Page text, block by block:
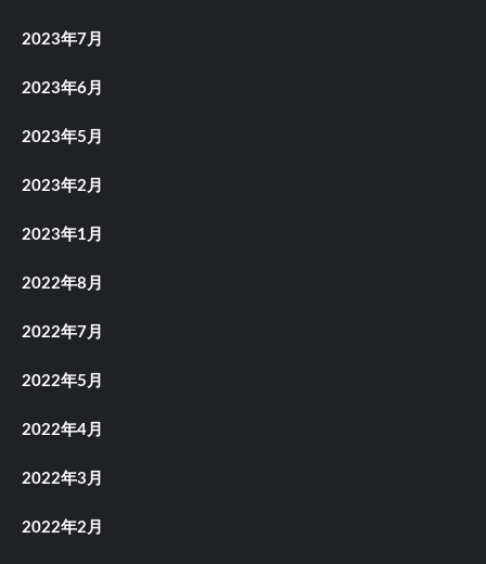
2023年7月
2023年6月
2023年5月
2023年2月
2023年1月
2022年8月
2022年7月
2022年5月
2022年4月
2022年3月
2022年2月